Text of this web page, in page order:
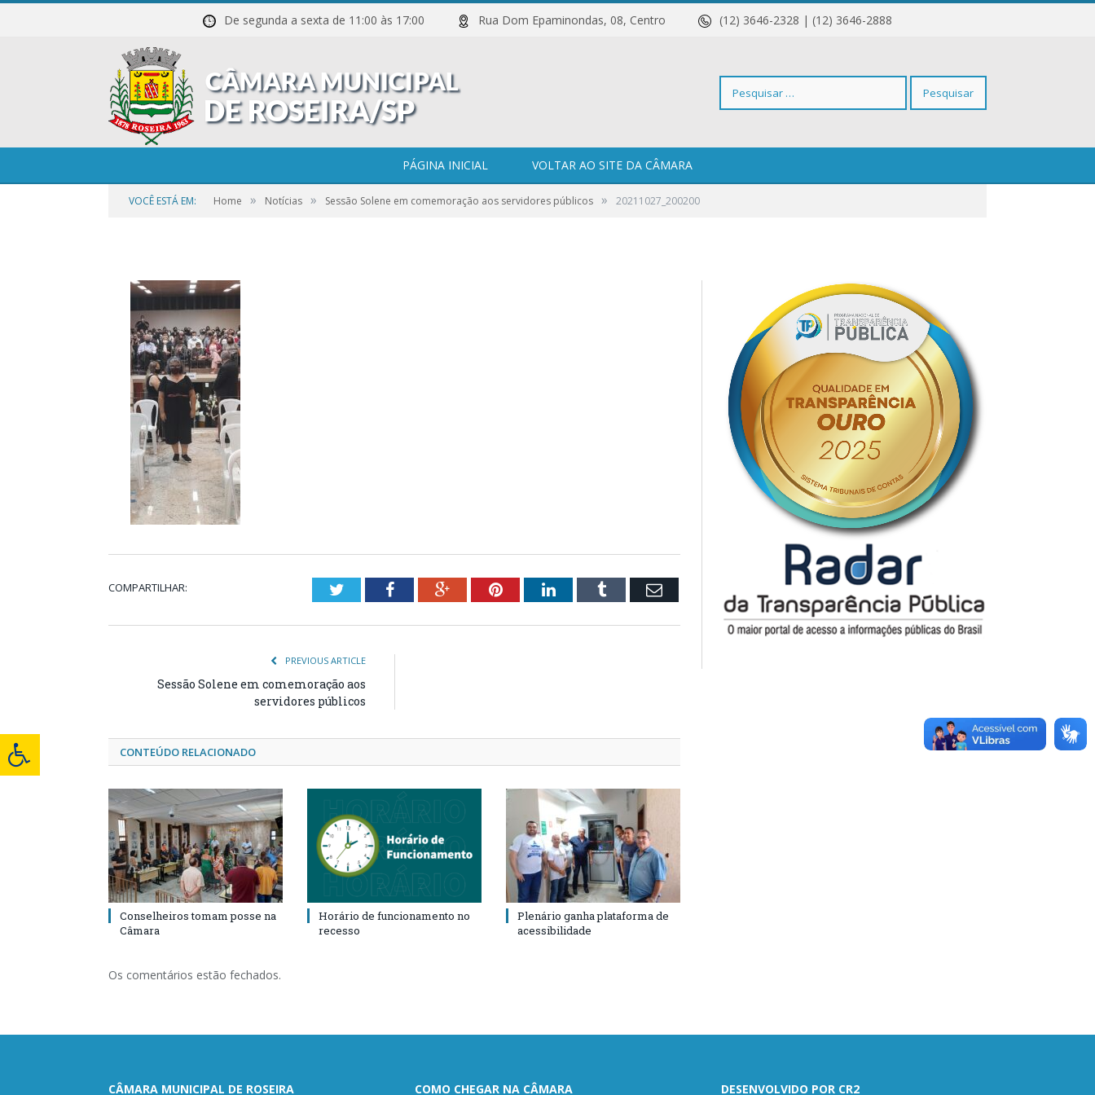
De segunda a sexta de 11:00 às 17:00 Rua Dom Epaminondas, 08, Centro (12) 3646-2328 | (12) 3646-2888
Pesquisar
PÁGINA INICIAL VOLTAR AO SITE DA CÂMARA
VOCÊ ESTÁ EM: Home » Notícias » Sessão Solene em comemoração aos servidores públicos » 20211027_200200
COMPARTILHAR: TwitterFacebookGoogle+PinterestLinkedInTumblr Email
PREVIOUS ARTICLE
Sessão Solene em comemoração aos
servidores públicos
CONTEÚDO RELACIONADO
Conselheiros tomam posse na
Câmara
Horário de funcionamento no
recesso
Plenário ganha plataforma de
acessibilidade
Os comentários estão fechados.
CÂMARA MUNICIPAL DE ROSEIRA COMO CHEGAR NA CÂMARA DESENVOLVIDO POR CR2